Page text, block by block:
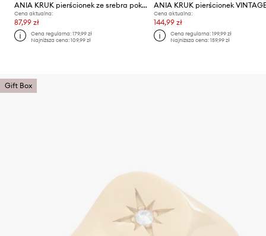
ANIA KRUK pierścionek ze srebra pokrytego złotem DUO
Cena aktualna:
87,99 zł
Cena regularna:179,99 zł
Najniższa cena:109,99 zł
ANIA KRUK pierścionek
Cena aktualna:
144,99 zł
Cena regularna: 199,99 zł
Najniższa cena: 159,99 zł
Gift Box